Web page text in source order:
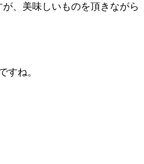
、美味しいものを頂きながら
すね。